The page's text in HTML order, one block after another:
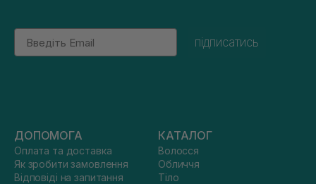
Email
підписатись
ДОПОМОГА
Оплата та доставка
Як зробити замовлення
Відповіді на запитання
КАТАЛОГ
Волосся
Обличчя
Тіло